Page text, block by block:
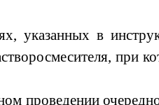
указанных в
при
проведении